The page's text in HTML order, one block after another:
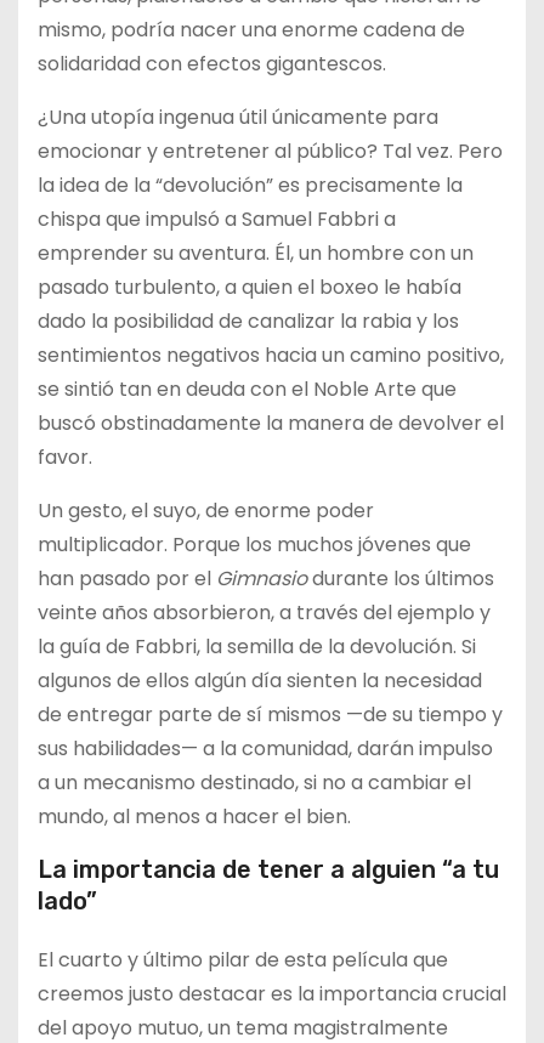
mismo, podría nacer una enorme cadena de
solidaridad con efectos gigantescos.
¿Una utopía ingenua útil únicamente para
emocionar y entretener al público? Tal vez. Pero
la idea de la “devolución” es precisamente la
chispa que impulsó a Samuel Fabbri a
emprender su aventura. Él, un hombre con un
pasado turbulento, a quien el boxeo le había
dado la posibilidad de canalizar la rabia y los
sentimientos negativos hacia un camino positivo,
se sintió tan en deuda con el Noble Arte que
buscó obstinadamente la manera de devolver el
favor.
Un gesto, el suyo, de enorme poder
multiplicador. Porque los muchos jóvenes que
han pasado por el Gimnasiodurante los últimos
veinte años absorbieron, a través del ejemplo y
la guía de Fabbri, la semilla de la devolución. Si
algunos de ellos algún día sienten la necesidad
de entregar parte de sí mismos —de su tiempo y
sus habilidades— a la comunidad, darán impulso
a un mecanismo destinado, si no a cambiar el
mundo, al menos a hacer el bien.
La importancia de tener a alguien “a tu
lado”
El cuarto y último pilar de esta película que
creemos justo destacar es la importancia crucial
del apoyo mutuo, un tema magistralmente